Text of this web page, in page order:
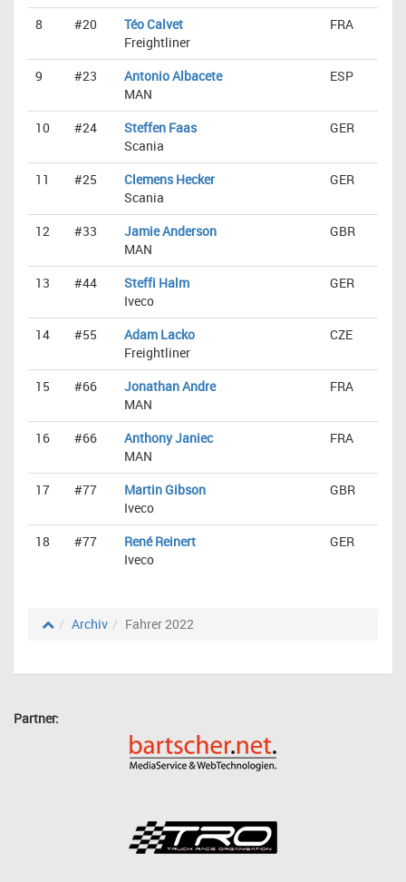
8 #20
Téo Calvet
Freightliner
FRA
9 #23
Antonio Albacete
MAN
ESP
10 #24
Steffen Faas
Scania
GER
11 #25
Clemens Hecker
Scania
GER
12 #33
Jamie Anderson
MAN
GBR
13 #44
Steffi Halm
Iveco
GER
14 #55
Adam Lacko
Freightliner
CZE
15 #66
Jonathan Andre
MAN
FRA
16 #66
Anthony Janiec
MAN
FRA
17 #77
Martin Gibson
Iveco
GBR
18 #77
René Reinert
Iveco
GER
Archiv Fahrer 2022
Partner: